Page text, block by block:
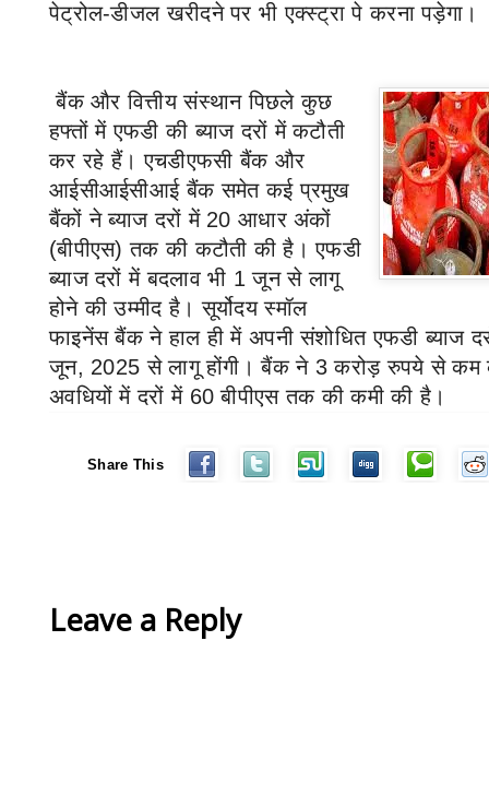
पेट्रोल-डीजल खरीदने पर भी एक्स्ट्रा पे करना पड़ेगा।
बैंक और वित्तीय संस्थान पिछले कुछ
हफ्तों में एफडी की ब्याज दरों में कटौती
कर रहे हैं। एचडीएफसी बैंक और
आईसीआईसीआई बैंक समेत कई प्रमुख
बैंकों ने ब्याज दरों में 20 आधार अंकों
(बीपीएस) तक की कटौती की है। एफडी
ब्याज दरों में बदलाव भी 1जून से लागू
होने की उम्मीद है। सूर्योदय स्मॉल
फाइनेंस बैंक ने हाल ही में अपनी संशोधित एफडी ब्याज
जून, 2025से लागू होंगी। बैंक ने 3करोड़ रुपये से कम
अवधियों में दरों में 60बीपीएस तक की कमी की है।
Share This
Leave a Reply